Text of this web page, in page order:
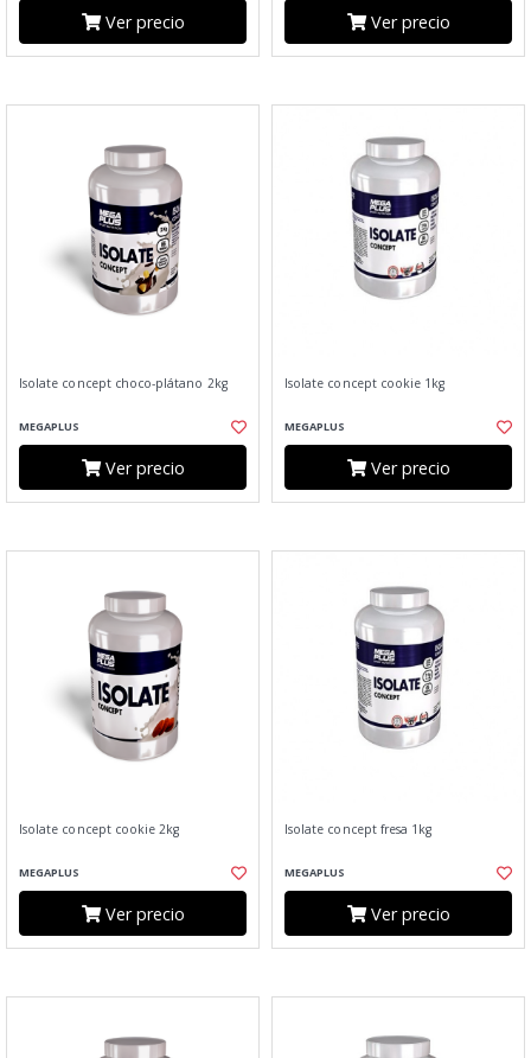
Ver precio Ver precio
Isolate concept choco-plátano 2kg
MEGAPLUS
Ver precio
Isolate concept cookie 1kg
MEGAPLUS
Ver precio
Isolate concept cookie 2kg
MEGAPLUS
Ver precio
Isolate concept fresa 1kg
MEGAPLUS
Ver precio